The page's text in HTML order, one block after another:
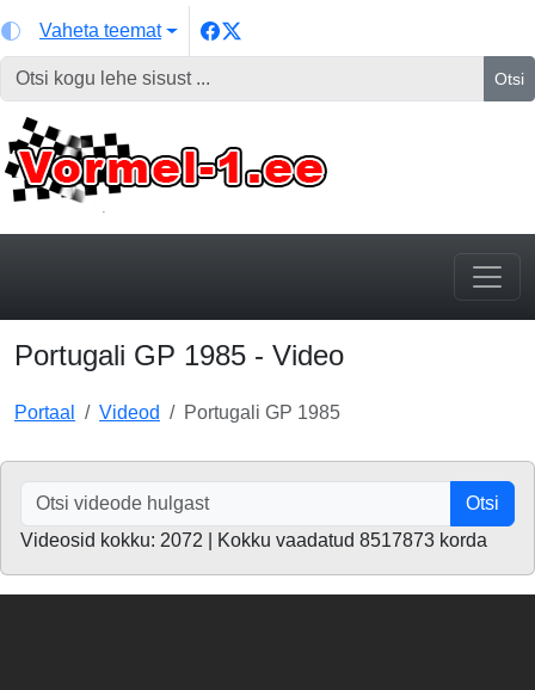
Vaheta teemat
Otsi
Portugali GP 1985 - Video
Portaal Videod Portugali GP 1985
Otsi
Videosid kokku: 2072 | Kokku vaadatud 8517873 korda